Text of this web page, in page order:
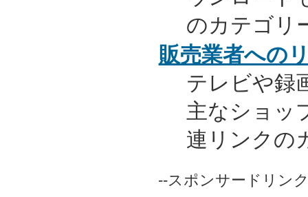
のカテゴリ
販売業者への
テレビや録
主なショッ
連リンクの
--スポンサードリン